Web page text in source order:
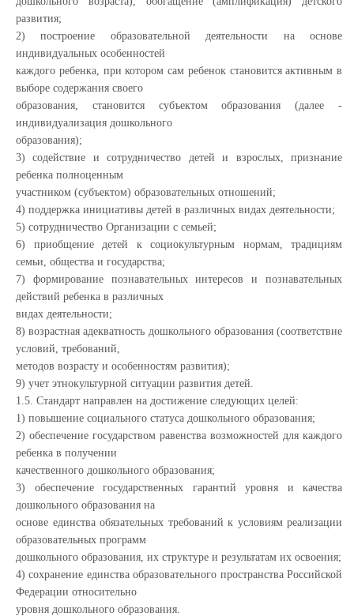
развития;
2) построение образовательной деятельности на основе
индивидуальных особенностей
каждого ребенка, при котором сам ребенок становится активным в
выборе содержания своего
образования, становится субъектом образования (далее -
индивидуализация дошкольного
образования);
3) содействие и сотрудничество детей и взрослых, признание
ребенка полноценным
участником (субъектом) образовательных отношений;
4) поддержка инициативы детей в различных видах деятельности;
5) сотрудничество Организации с семьей;
6) приобщение детей к социокультурным нормам, традициям
семьи, общества и государства;
7) формирование познавательных интересов и познавательных
действий ребенка в различных
видах деятельности;
8) возрастная адекватность дошкольного образования (соответствие
условий, требований,
методов возрасту и особенностям развития);
9) учет этнокультурной ситуации развития детей.
1.5. Стандарт направлен на достижение следующих целей:
1) повышение социального статуса дошкольного образования;
2) обеспечение государством равенства возможностей для каждого
ребенка в получении
качественного дошкольного образования;
3) обеспечение государственных гарантий уровня и качества
дошкольного образования на
основе единства обязательных требований к условиям реализации
образовательных программ
дошкольного образования, их структуре и результатам их освоения;
4) сохранение единства образовательного пространства Российской
Федерации относительно
уровня дошкольного образования.